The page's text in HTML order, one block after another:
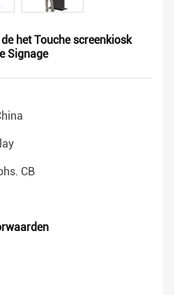
het Touche screenkiosk
Signage
CB